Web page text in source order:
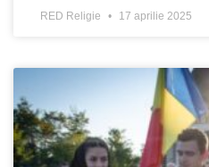
RED Religie 17 aprilie 2025